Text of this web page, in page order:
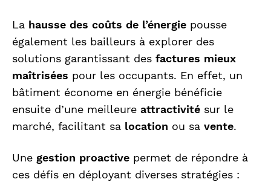
La hausse des coûts de l’énergie pousse
également les bailleurs à explorer des
solutions garantissant des factures mieux
maîtrisées pour les occupants. En effet, un
bâtiment économe en énergie bénéficie
ensuite d’une meilleure attractivité sur le
marché, facilitant sa location ou sa vente.
Une gestion proactive permet de répondre à
ces défis en déployant diverses stratégies :